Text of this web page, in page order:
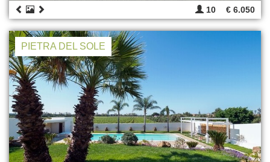
10 € 6.050
PIETRA DEL SOLE